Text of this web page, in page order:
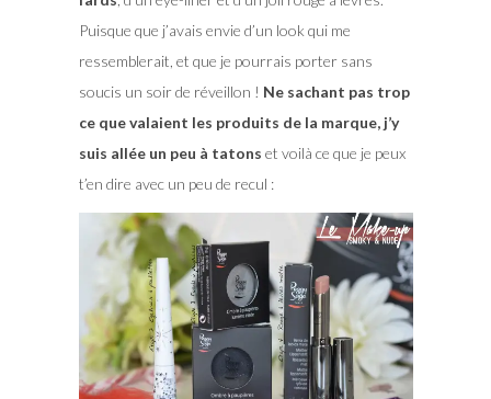
Puisque que j’avais envie d’un look qui me
ressemblerait, et que je pourrais porter sans
soucis un soir de réveillon ! Ne sachant pas trop
ce que valaient les produits de la marque, j’y
suis allée un peu à tatons et voilà ce que je peux
t’en dire avec un peu de recul :